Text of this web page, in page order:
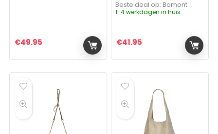
€49.95
Beste deal op:
Bomont
1-4 werkdagen in huis
€41.95